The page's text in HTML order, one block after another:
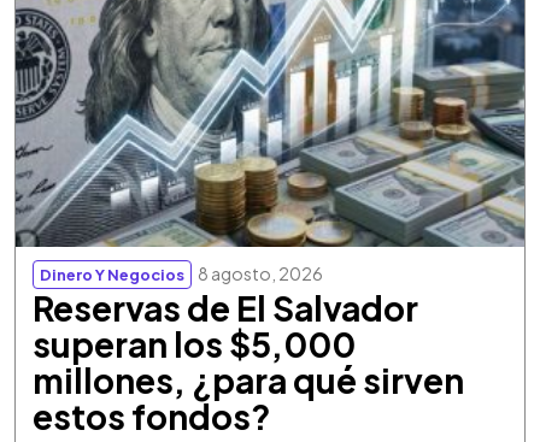
Dinero Y Negocios 8 agosto, 2026
Reservas de El Salvador
superan los $5,000
millones, ¿para qué sirven
estos fondos?